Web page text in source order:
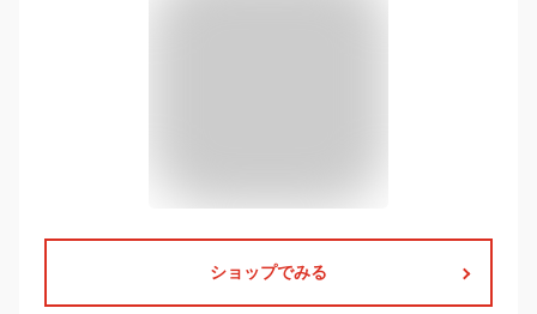
ショップでみる